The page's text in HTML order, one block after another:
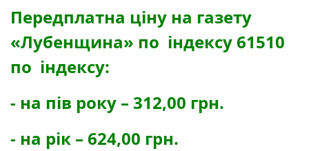
Передплатна ціну на газету
«Лубенщина» по індексу 61510
по індексу:
- на пів року – 312,00 грн.
- на рік – 624,00 грн.